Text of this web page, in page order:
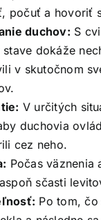
počuť a hovoriť
duchov: S
dokáže
v skutočnom
V určitých
duchovia
cez neho.
Počas väznenia
sčasti
Po tom,